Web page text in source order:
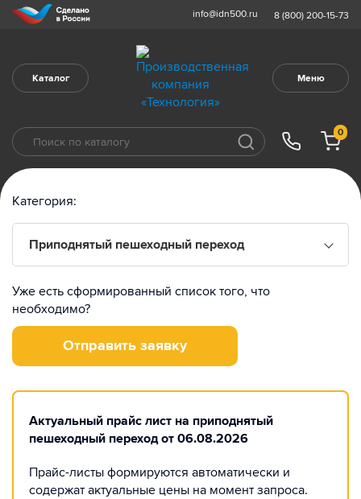
info@idn500.ru 8 (800) 200-15-73
Каталог Меню
0
Уже есть сформированный список того, что
необходимо?
Отправить заявку
Актуальный прайс лист на приподнятый
пешеходный переход от 06.08.2026
Прайс-листы формируются автоматически и
содержат актуальные цены на момент запроса.
Категория:
Приподнятый пешеходный переход